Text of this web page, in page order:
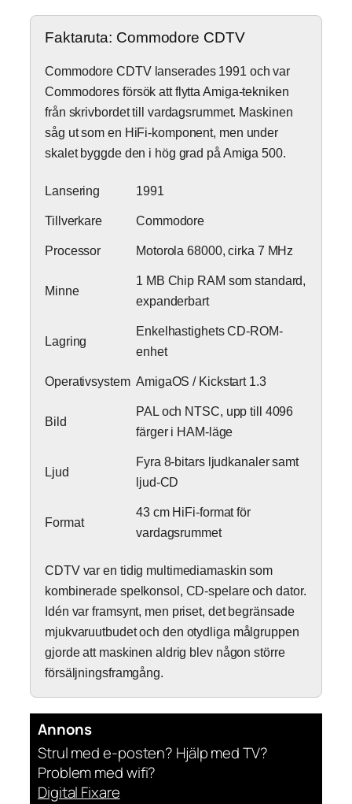
Faktaruta: Commodore CDTV
Commodore CDTV lanserades 1991 och var
Commodores försök att flytta Amiga-tekniken
från skrivbordet till vardagsrummet. Maskinen
såg ut som en HiFi-komponent, men under
skalet byggde den i hög grad på Amiga 500.
Lansering 1991
Tillverkare Commodore
Processor Motorola 68000, cirka 7 MHz
Minne
1 MB Chip RAM som standard,
expanderbart
Lagring
Enkelhastighets CD-ROM-
enhet
Operativsystem AmigaOS / Kickstart 1.3
Bild
PAL och NTSC, upp till 4096
färger i HAM-läge
Ljud
Fyra 8-bitars ljudkanaler samt
ljud-CD
Format
43 cm HiFi-format för
vardagsrummet
CDTV var en tidig multimediamaskin som
kombinerade spelkonsol, CD-spelare och dator.
Idén var framsynt, men priset, det begränsade
mjukvaruutbudet och den otydliga målgruppen
gjorde att maskinen aldrig blev någon större
försäljningsframgång.
Annons
Strul med e-posten? Hjälp med TV?
Problem med wifi?
Digital Fixare